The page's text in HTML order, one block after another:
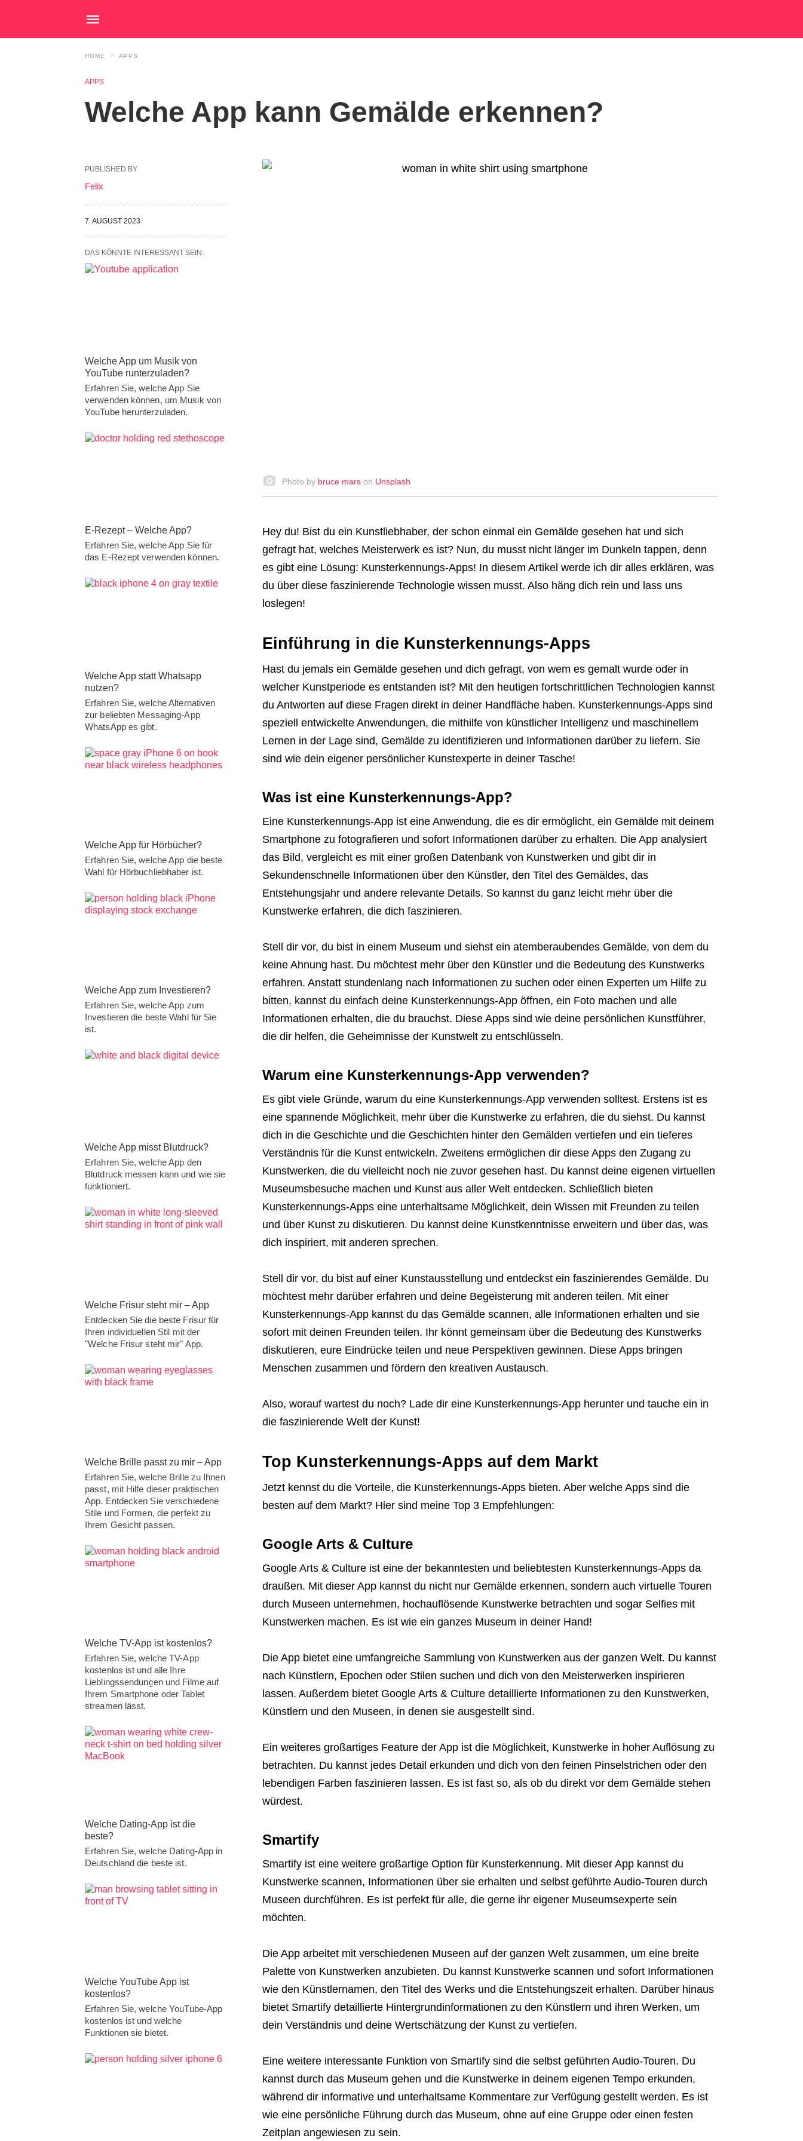
HOME APPS
APPS
Welche App kann Gemälde erkennen?
Photo by bruce marson Unsplash
Hey du! Bist du ein Kunstliebhaber, der schon einmal ein Gemälde gesehen hat und sich
gefragt hat, welches Meisterwerk es ist? Nun, du musst nicht länger im Dunkeln tappen, denn
es gibt eine Lösung: Kunsterkennungs-Apps! In diesem Artikel werde ich dir alles erklären, was
du über diese faszinierende Technologie wissen musst. Also häng dich rein und lass uns
loslegen!
Einführung in die Kunsterkennungs-Apps
Hast du jemals ein Gemälde gesehen und dich gefragt, von wem es gemalt wurde oder in
welcher Kunstperiode es entstanden ist? Mit den heutigen fortschrittlichen Technologien kannst
du Antworten auf diese Fragen direkt in deiner Handfläche haben. Kunsterkennungs-Apps sind
speziell entwickelte Anwendungen, die mithilfe von künstlicher Intelligenz und maschinellem
Lernen in der Lage sind, Gemälde zu identifizieren und Informationen darüber zu liefern. Sie
sind wie dein eigener persönlicher Kunstexperte in deiner Tasche!
Was ist eine Kunsterkennungs-App?
Eine Kunsterkennungs-App ist eine Anwendung, die es dir ermöglicht, ein Gemälde mit deinem
Smartphone zu fotografieren und sofort Informationen darüber zu erhalten. Die App analysiert
das Bild, vergleicht es mit einer großen Datenbank von Kunstwerken und gibt dir in
Sekundenschnelle Informationen über den Künstler, den Titel des Gemäldes, das
Entstehungsjahr und andere relevante Details. So kannst du ganz leicht mehr über die
Kunstwerke erfahren, die dich faszinieren.
Stell dir vor, du bist in einem Museum und siehst ein atemberaubendes Gemälde, von dem du
keine Ahnung hast. Du möchtest mehr über den Künstler und die Bedeutung des Kunstwerks
erfahren. Anstatt stundenlang nach Informationen zu suchen oder einen Experten um Hilfe zu
bitten, kannst du einfach deine Kunsterkennungs-App öffnen, ein Foto machen und alle
Informationen erhalten, die du brauchst. Diese Apps sind wie deine persönlichen Kunstführer,
die dir helfen, die Geheimnisse der Kunstwelt zu entschlüsseln.
Warum eine Kunsterkennungs-App verwenden?
Es gibt viele Gründe, warum du eine Kunsterkennungs-App verwenden solltest. Erstens ist es
eine spannende Möglichkeit, mehr über die Kunstwerke zu erfahren, die du siehst. Du kannst
dich in die Geschichte und die Geschichten hinter den Gemälden vertiefen und ein tieferes
Verständnis für die Kunst entwickeln. Zweitens ermöglichen dir diese Apps den Zugang zu
Kunstwerken, die du vielleicht noch nie zuvor gesehen hast. Du kannst deine eigenen virtuellen
Museumsbesuche machen und Kunst aus aller Welt entdecken. Schließlich bieten
Kunsterkennungs-Apps eine unterhaltsame Möglichkeit, dein Wissen mit Freunden zu teilen
und über Kunst zu diskutieren. Du kannst deine Kunstkenntnisse erweitern und über das, was
dich inspiriert, mit anderen sprechen.
Stell dir vor, du bist auf einer Kunstausstellung und entdeckst ein faszinierendes Gemälde. Du
möchtest mehr darüber erfahren und deine Begeisterung mit anderen teilen. Mit einer
Kunsterkennungs-App kannst du das Gemälde scannen, alle Informationen erhalten und sie
sofort mit deinen Freunden teilen. Ihr könnt gemeinsam über die Bedeutung des Kunstwerks
diskutieren, eure Eindrücke teilen und neue Perspektiven gewinnen. Diese Apps bringen
Menschen zusammen und fördern den kreativen Austausch.
Also, worauf wartest du noch? Lade dir eine Kunsterkennungs-App herunter und tauche ein in
die faszinierende Welt der Kunst!
Top Kunsterkennungs-Apps auf dem Markt
Jetzt kennst du die Vorteile, die Kunsterkennungs-Apps bieten. Aber welche Apps sind die
besten auf dem Markt? Hier sind meine Top 3 Empfehlungen:
Google Arts & Culture
Google Arts & Culture ist eine der bekanntesten und beliebtesten Kunsterkennungs-Apps da
draußen. Mit dieser App kannst du nicht nur Gemälde erkennen, sondern auch virtuelle Touren
durch Museen unternehmen, hochauflösende Kunstwerke betrachten und sogar Selfies mit
Kunstwerken machen. Es ist wie ein ganzes Museum in deiner Hand!
Die App bietet eine umfangreiche Sammlung von Kunstwerken aus der ganzen Welt. Du kannst
nach Künstlern, Epochen oder Stilen suchen und dich von den Meisterwerken inspirieren
lassen. Außerdem bietet Google Arts & Culture detaillierte Informationen zu den Kunstwerken,
Künstlern und den Museen, in denen sie ausgestellt sind.
Ein weiteres großartiges Feature der App ist die Möglichkeit, Kunstwerke in hoher Auflösung zu
betrachten. Du kannst jedes Detail erkunden und dich von den feinen Pinselstrichen oder den
lebendigen Farben faszinieren lassen. Es ist fast so, als ob du direkt vor dem Gemälde stehen
würdest.
Smartify
Smartify ist eine weitere großartige Option für Kunsterkennung. Mit dieser App kannst du
Kunstwerke scannen, Informationen über sie erhalten und selbst geführte Audio-Touren durch
Museen durchführen. Es ist perfekt für alle, die gerne ihr eigener Museumsexperte sein
möchten.
Die App arbeitet mit verschiedenen Museen auf der ganzen Welt zusammen, um eine breite
Palette von Kunstwerken anzubieten. Du kannst Kunstwerke scannen und sofort Informationen
wie den Künstlernamen, den Titel des Werks und die Entstehungszeit erhalten. Darüber hinaus
bietet Smartify detaillierte Hintergrundinformationen zu den Künstlern und ihren Werken, um
dein Verständnis und deine Wertschätzung der Kunst zu vertiefen.
Eine weitere interessante Funktion von Smartify sind die selbst geführten Audio-Touren. Du
kannst durch das Museum gehen und die Kunstwerke in deinem eigenen Tempo erkunden,
während dir informative und unterhaltsame Kommentare zur Verfügung gestellt werden. Es ist
wie eine persönliche Führung durch das Museum, ohne auf eine Gruppe oder einen festen
Zeitplan angewiesen zu sein.
PUBLISHED BY
Felix
7. AUGUST 2023
DAS KÖNNTE INTERESSANT SEIN:
Welche App um Musik von
YouTube runterzuladen?
Erfahren Sie, welche App Sie
verwenden können, um Musik von
YouTube herunterzuladen.
E-Rezept – Welche App?
Erfahren Sie, welche App Sie für
das E-Rezept verwenden können.
Welche App statt Whatsapp
nutzen?
Erfahren Sie, welche Alternativen
zur beliebten Messaging-App
WhatsApp es gibt.
Welche App für Hörbücher?
Erfahren Sie, welche App die beste
Wahl für Hörbuchliebhaber ist.
Welche App zum Investieren?
Erfahren Sie, welche App zum
Investieren die beste Wahl für Sie
ist.
Welche App misst Blutdruck?
Erfahren Sie, welche App den
Blutdruck messen kann und wie sie
funktioniert.
Welche Frisur steht mir – App
Entdecken Sie die beste Frisur für
Ihren individuellen Stil mit der
"Welche Frisur steht mir" App.
Welche Brille passt zu mir – App
Erfahren Sie, welche Brille zu Ihnen
passt, mit Hilfe dieser praktischen
App. Entdecken Sie verschiedene
Stile und Formen, die perfekt zu
Ihrem Gesicht passen.
Welche TV-App ist kostenlos?
Erfahren Sie, welche TV-App
kostenlos ist und alle Ihre
Lieblingssendungen und Filme auf
Ihrem Smartphone oder Tablet
streamen lässt.
Welche Dating-App ist die
beste?
Erfahren Sie, welche Dating-App in
Deutschland die beste ist.
Welche YouTube App ist
kostenlos?
Erfahren Sie, welche YouTube-App
kostenlos ist und welche
Funktionen sie bietet.